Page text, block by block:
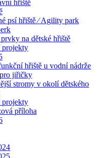
hřiště
psí hřiště ⁄ Agility park
na dětské hřiště
projekty
hřiště u vodní nádrže
jiřičky
stromy v okolí dětského
projekty
příloha